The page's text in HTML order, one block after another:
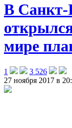
В Санкт-
мире
1
3 526
27 ноября 2017 в